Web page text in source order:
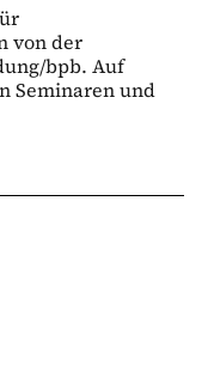
von der
bpb. Auf
Seminaren und